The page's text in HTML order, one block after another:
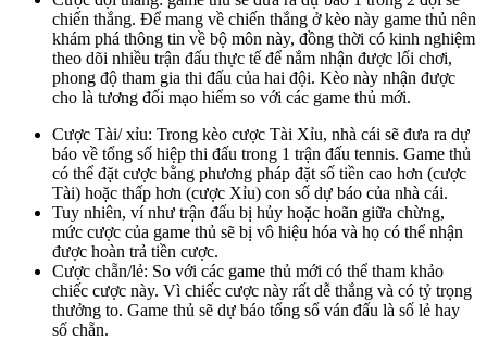
chiến thắng. Để mang về chiến thắng ở kèo này game thủ nên
khám phá thông tin về bộ môn này, đồng thời có kinh nghiệm
theo dõi nhiều trận đấu thực tế để nắm nhận được lối chơi,
phong độ tham gia thi đấu của hai đội. Kèo này nhận được
cho là tương đối mạo hiểm so với các game thủ mới.
Cược Tài/ xỉu: Trong kèo cược Tài Xỉu, nhà cái sẽ đưa ra dự
báo về tổng số hiệp thi đấu trong 1 trận đấu tennis. Game thủ
có thể đặt cược bằng phương pháp đặt số tiền cao hơn (cược
Tài) hoặc thấp hơn (cược Xỉu) con số dự báo của nhà cái.
Tuy nhiên, ví như trận đấu bị hủy hoặc hoãn giữa chừng,
mức cược của game thủ sẽ bị vô hiệu hóa và họ có thể nhận
được hoàn trả tiền cược.
Cược chẵn/lẻ: So với các game thủ mới có thể tham khảo
chiếc cược này. Vì chiếc cược này rất dễ thắng và có tỷ trọng
thưởng to. Game thủ sẽ dự báo tổng sổ ván đấu là số lẻ hay
số chẵn.